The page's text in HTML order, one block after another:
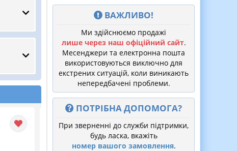
ВАЖЛИВО!
Ми здійснюємо продажі
лише через наш офіційний сайт.
Месенджери та електронна пошта
використовуються виключно для
екстрених ситуацій, коли виникають
непередбачені проблеми.
ПОТРІБНА ДОПОМОГА?
При зверненні до служби підтримки,
будь ласка, вкажіть
номер вашого замовлення.